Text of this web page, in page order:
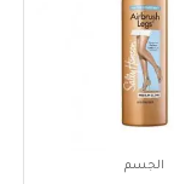
الجسم